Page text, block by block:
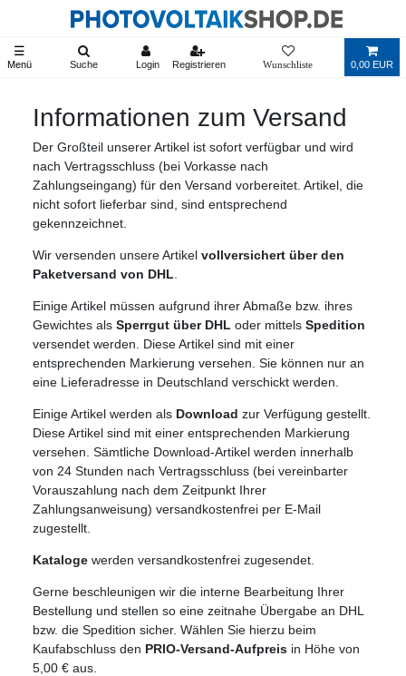
☰
Menü Suche Login Registrieren 0,00 EUR
Informationen zum Versand
Der Großteil unserer Artikel ist sofort verfügbar und wird
nach Vertragsschluss (bei Vorkasse nach
Zahlungseingang) für den Versand vorbereitet. Artikel, die
nicht sofort lieferbar sind, sind entsprechend
gekennzeichnet.
Wir versenden unsere Artikel vollversichert über den
Paketversand von DHL
Einige Artikel müssen aufgrund ihrer Abmaße bzw. ihres
Gewichtes als Sperrgut über DHL oder mittels Spedition
versendet werden. Diese Artikel sind mit einer
entsprechenden Markierung versehen. Sie können nur an
eine Lieferadresse in Deutschland verschickt werden.
Einige Artikel werden als Download zur Verfügung gestellt.
Diese Artikel sind mit einer entsprechenden Markierung
versehen. Sämtliche Download-Artikel werden innerhalb
von 24 Stunden nach Vertragsschluss (bei vereinbarter
Vorauszahlung nach dem Zeitpunkt Ihrer
Zahlungsanweisung) versandkostenfrei per E-Mail
zugestellt.
Kataloge werden versandkostenfrei zugesendet.
Gerne beschleunigen wir die interne Bearbeitung Ihrer
Bestellung und stellen so eine zeitnahe Übergabe an DHL
bzw. die Spedition sicher. Wählen Sie hierzu beim
Kaufabschluss den PRIO-Versand-Aufpreis in Höhe von
5,00 € aus.